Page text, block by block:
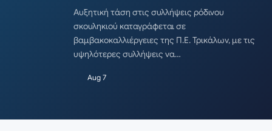
Αυξητική τάση στις συλλήψεις ρόδινου
σκουληκιού καταγράφεται σε
βαμβακοκαλλιέργειες της Π.Ε. Τρικάλων, με τις
υψηλότερες συλλήψεις να…
Aug 7